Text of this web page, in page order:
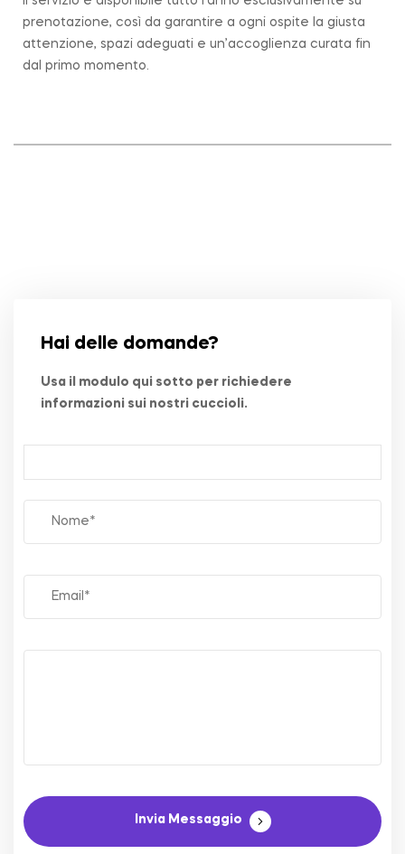
prenotazione, così da garantire a ogni ospite la giusta
attenzione, spazi adeguati e un’accoglienza curata fin
dal primo momento.
Hai delle domande?
Usa il modulo qui sotto per richiedere
informazioni sui nostri cuccioli.
Invia Messaggio